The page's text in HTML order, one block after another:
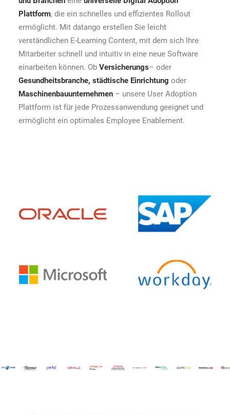
Plattform, die ein schnelles und effizientes Rollout
ermöglicht. Mit datango erstellen Sie leicht
verständlichen E-Learning Content, mit dem sich Ihre
Mitarbeiter schnell und intuitiv in eine neue Software
einarbeiten können. Ob Versicherungs– oder
Gesundheitsbranche, städtische Einrichtung oder
Maschinenbauunternehmen – unsere User Adoption
Plattform ist für jede Prozessanwendung geeignet und
ermöglicht ein optimales Employee Enablement.